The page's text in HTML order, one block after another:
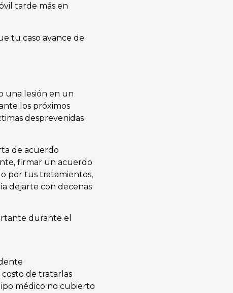
tarde más en
tu caso avance de
una lesión en un
los próximos
desprevenidas
de acuerdo
firmar un acuerdo
por tus tratamientos,
dejarte con decenas
durante el
costo de tratarlas
médico no cubierto